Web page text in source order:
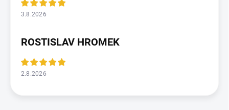
3.8.2026
ROSTISLAV HROMEK
2.8.2026